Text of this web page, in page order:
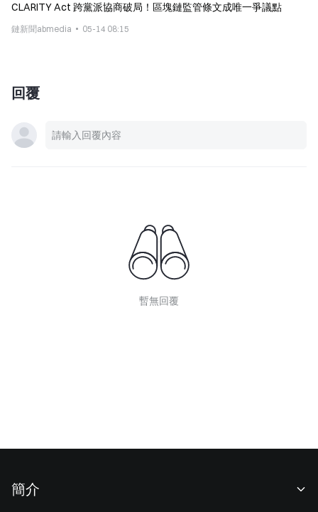
CLARITY Act 跨黨派協商破局！區塊鏈監管條文成唯一爭議點
鏈新聞abmedia 05-14 08:15
回覆
暫無回覆
簡介